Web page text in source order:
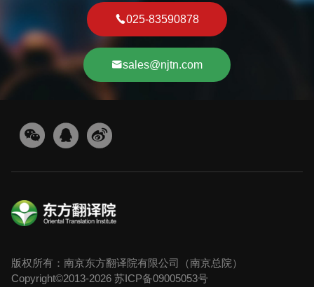
025-83590878
sales@njtn.com
版权所有：南京东方翻译院有限公司（南京总院）
Copyright©2013-2026 苏ICP备09005053号